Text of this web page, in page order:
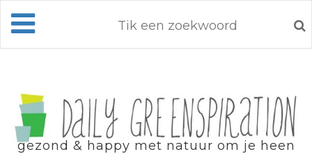
gezond & happy met natuur om je heen